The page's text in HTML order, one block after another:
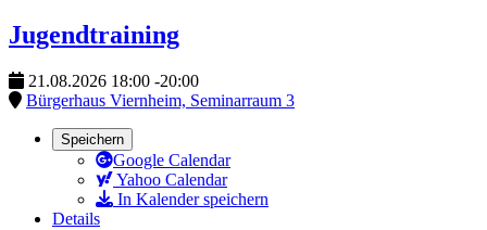
Jugendtraining
21.08.2026 18:00 -20:00
Bürgerhaus Viernheim, Seminarraum 3
Speichern
Google Calendar
Yahoo Calendar
In Kalender speichern
Details